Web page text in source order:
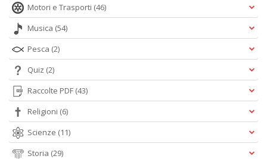
Motori e Trasporti (46)
Musica (54)
Pesca (2)
Quiz (2)
Raccolte PDF (43)
Religioni (6)
Scienze (11)
Storia (29)